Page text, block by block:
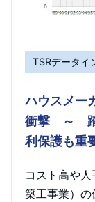
TSRデータイ
ハウスメー
衝撃 ～ 踏
利保護も重
コスト高や
築工事業）